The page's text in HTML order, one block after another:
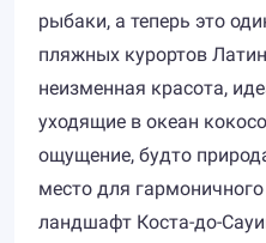
рыбаки, а теперь это
пляжных курортов
неизменная красота,
уходящие в океан
ощущение, будто
место для
ландшафт Коста-до-